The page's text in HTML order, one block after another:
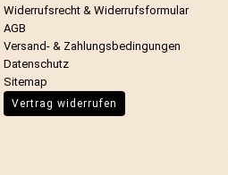
Widerrufsrecht & Widerrufsformular
AGB
Versand- & Zahlungsbedingungen
Datenschutz
Sitemap
Vertrag widerrufen